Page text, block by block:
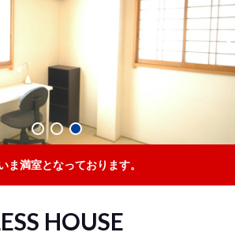
ま満室となっております。
HOUSE